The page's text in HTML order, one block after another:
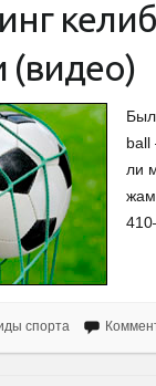
келиб
(видео)
ball
ли
спорта